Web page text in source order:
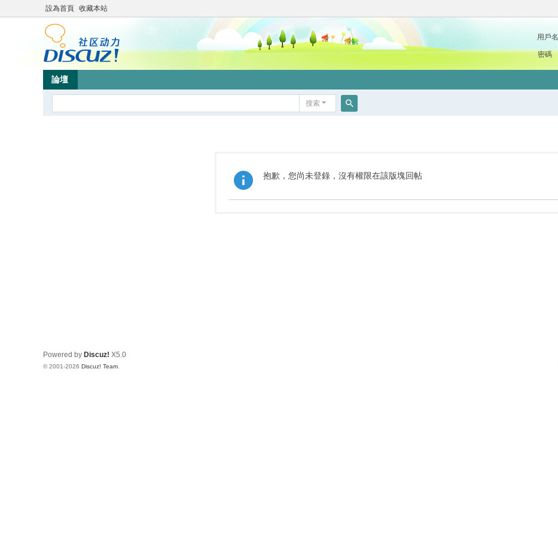
設為首頁 收藏本站
用戶名
密碼
論壇
搜索
抱歉，您尚未登錄，沒有權限在該版塊回帖
Powered by Discuz! X5.0
© 2001-2026 Discuz! Team